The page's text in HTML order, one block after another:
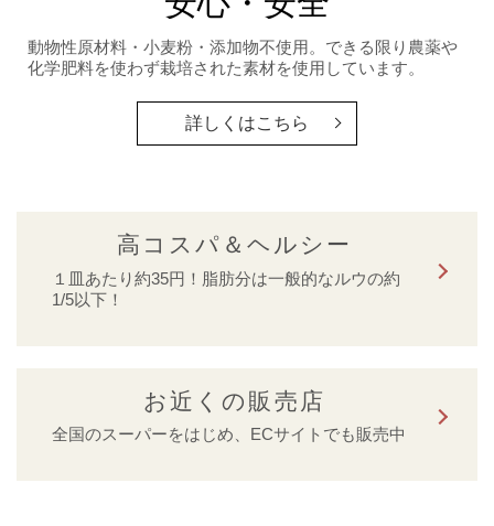
動物性原材料・小麦粉・添加物不使用。できる限り農薬や
化学肥料を使わず栽培された素材を使用しています。
詳しくはこちら
高コスパ＆ヘルシー
１皿あたり約35円！脂肪分は一般的なルウの約
1/5以下！
お近くの販売店
全国のスーパーをはじめ、ECサイトでも販売中